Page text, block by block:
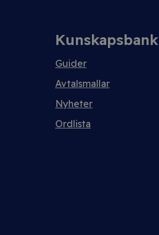
Kunskapsbank
Guider
Avtalsmallar
Nyheter
Ordlista